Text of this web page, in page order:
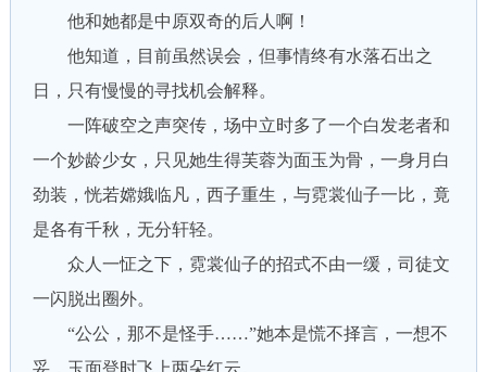
他和她都是中原双奇的后人啊！
他知道，目前虽然误会，但事情终有水落石出之
日，只有慢慢的寻找机会解释。
一阵破空之声突传，场中立时多了一个白发老者和
一个妙龄少女，只见她生得芙蓉为面玉为骨，一身月白
劲装，恍若嫦娥临凡，西子重生，与霓裳仙子一比，竟
是各有千秋，无分轩轻。
众人一怔之下，霓裳仙子的招式不由一缓，司徒文
一闪脱出圈外。
“公公，那不是怪手……”她本是慌不择言，一想不
妥，玉面登时飞上两朵红云。